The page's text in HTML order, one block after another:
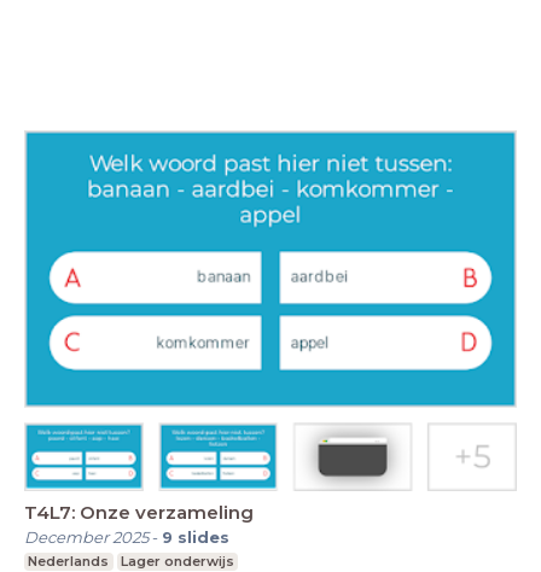
T4L7: Onze verzameling
December 2025- 9 slides
Nederlands Lager onderwijs